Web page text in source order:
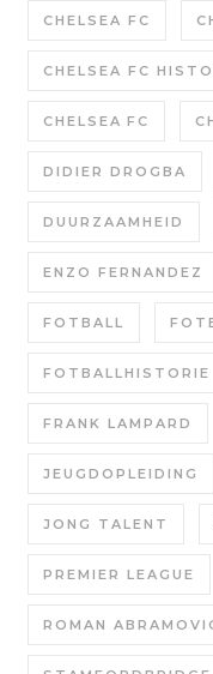
CHELSEA FC
CHELSEA FC
CHELSEA FC
DIDIER DROGBA
DUURZAAMHEID
ENZO FERNANDEZ
FOTBALL
FOTBALLHISTORIE
FRANK LAMPARD
JEUGDOPLEIDING
JONG TALENT
PREMIER LEAGUE
ROMAN